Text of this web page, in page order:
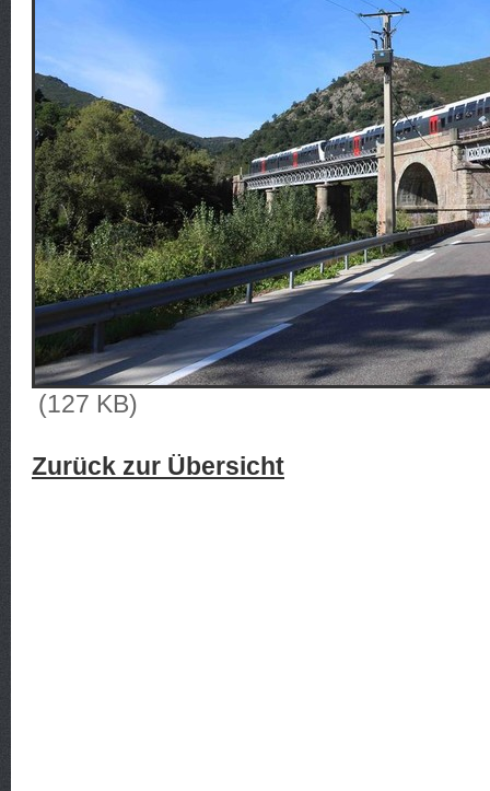
(127 KB)
Zurück zur Übersicht